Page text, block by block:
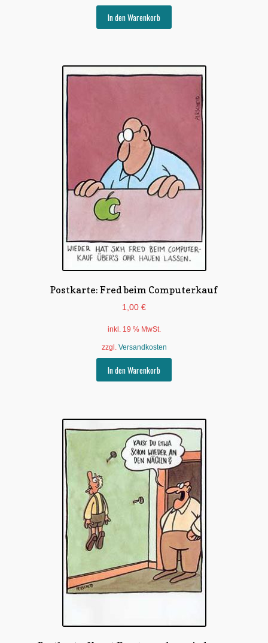
In den Warenkorb
Postkarte: Fred beim Computerkauf
1,00 €
inkl. 19 % MwSt.
zzgl. Versandkosten
In den Warenkorb